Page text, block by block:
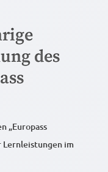
des
„Europass
im